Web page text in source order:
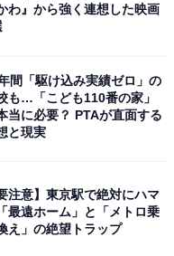
を標準装備。XC40
わ』から強く連想した映画
間「駆け込み実績ゼロ」の
も…「こども110番の家」
当に必要？ PTAが直面する
と現実
要注意】東京駅で絶対にハマ
最遠ホーム」と「メトロ乗
え」の絶望トラップ